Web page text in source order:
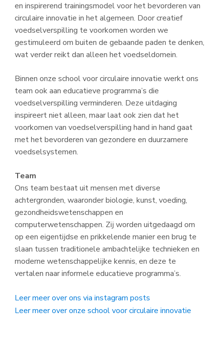
en inspirerend trainingsmodel voor het bevorderen van
circulaire innovatie in het algemeen. Door creatief
voedselverspilling te voorkomen worden we
gestimuleerd om buiten de gebaande paden te denken,
wat verder reikt dan alleen het voedseldomein.
Binnen onze school voor circulaire innovatie werkt ons
team ook aan educatieve programma’s die
voedselverspilling verminderen. Deze uitdaging
inspireert niet alleen, maar laat ook zien dat het
voorkomen van voedselverspilling hand in hand gaat
met het bevorderen van gezondere en duurzamere
voedselsystemen.
Team
Ons team bestaat uit mensen met diverse
achtergronden, waaronder biologie, kunst, voeding,
gezondheidswetenschappen en
computerwetenschappen. Zij worden uitgedaagd om
op een eigentijdse en prikkelende manier een brug te
slaan tussen traditionele ambachtelijke technieken en
moderne wetenschappelijke kennis, en deze te
vertalen naar informele educatieve programma’s.
Leer meer over ons via instagram posts
Leer meer over onze school voor circulaire innovatie